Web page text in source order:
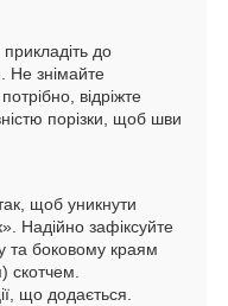
прикладіть до
Не знімайте
відріжте
порізки, щоб шви
щоб уникнути
Надійно зафіксуйте
та боковому краям
скотчем.
що додається.